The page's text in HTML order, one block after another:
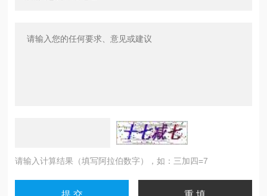
请输入计算结果（填写阿拉伯数字），如：三加四=7